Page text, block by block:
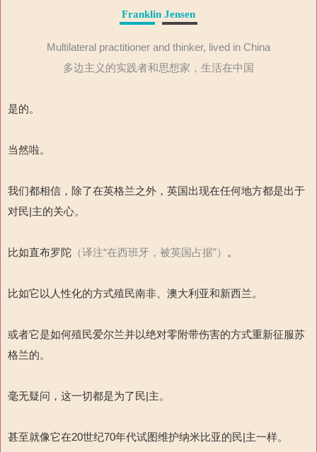
Franklin Jensen
Multilateral practitioner and thinker, lived in China
多边主义的实践者和思想家，生活在中国
是的。
当然啦。
我们都相信，除了在英格兰之外，英国出现在任何地方都是出于
对民|主的关心。
比如直布罗陀 （译注“在西班牙，被英国占据”） 。
比如它以人性化的方式殖民南非、澳大利亚和新西兰。
或者它是如何殖民爱尔兰并以绝对零附带伤害的方式重新征服苏
格兰的。
毫无疑问，这一切都是为了民|主。
甚至就像它在20世纪70年代试图维护纳米比亚的民|主一样。